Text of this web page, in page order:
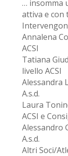
… insomma
attiva e con
Annalena
ACSI
Tatiana
livello ACSI
Alessandra
A.s.d.
Laura
ACSI e
Alessandro
A.s.d.
Altri Soci/